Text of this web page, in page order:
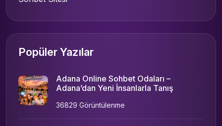
Popüler Yazılar
Adana Online Sohbet Odaları –
Adana’dan Yeni İnsanlarla Tanış
36829 Görüntülenme